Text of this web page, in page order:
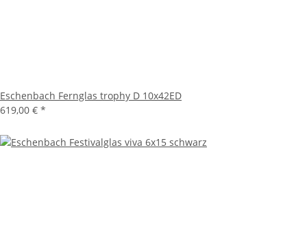
Eschenbach Fernglas trophy D 10x42ED
619,00 € *